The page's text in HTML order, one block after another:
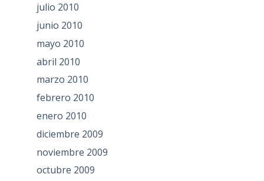
julio 2010
junio 2010
mayo 2010
abril 2010
marzo 2010
febrero 2010
enero 2010
diciembre 2009
noviembre 2009
octubre 2009